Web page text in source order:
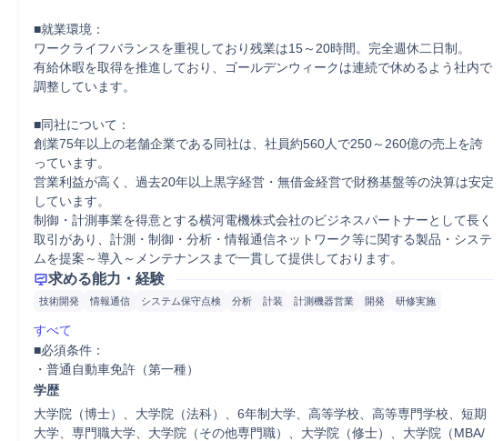
■就業環境：
ワークライフバランスを重視しており残業は15～20時間。完全週休二日制。
有給休暇を取得を推進しており、ゴールデンウィークは連続で休めるよう社内で
調整しています。
■同社について：
創業75年以上の老舗企業である同社は、社員約560人で250～260億の売上を誇
っています。
営業利益が高く、過去20年以上黒字経営・無借金経営で財務基盤等の決算は安定
しています。
制御・計測事業を得意とする横河電機株式会社のビジネスパートナーとして長く
取引があり、計測・制御・分析・情報通信ネットワーク等に関する製品・システ
ムを提案～導入～メンテナンスまで一貫して提供しております。
求める能力・経験
技術開発 情報通信 システム保守点検 分析 計装 計測機器営業 開発 研修実施
すべて
■必須条件：
・普通自動車免許（第一種）
学歴
大学院（博士）、大学院（法科）、6年制大学、高等学校、高等専門学校、短期
大学、専門職大学、大学院（その他専門職）、大学院（修士）、大学院（MBA/